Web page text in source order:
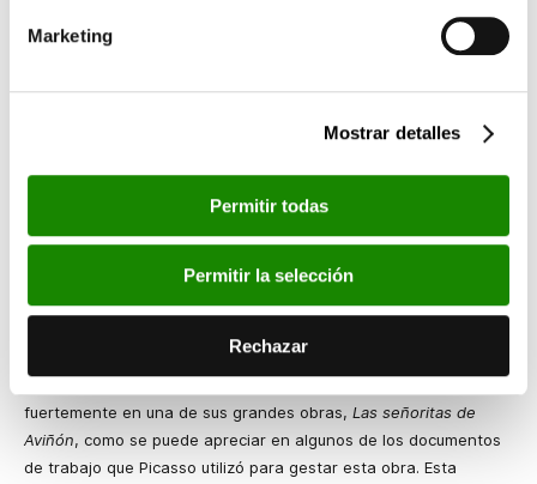
Marketing
Mostrar detalles
Permitir todas
Permitir la selección
Rechazar
Conde de Orgaz, según Picasso
(1968), que se puede ver en
mano del más próximo a su origen español, el arte ibero, con
una exposición en el Louvre en 1906 que mostraba piezas de los
yacimientos de Osuna (Sevilla) y el Cerro de los Santos
(Albacete). Junto al arte ibero, Picasso bebió también del arte
artista André Derain y en el que profundizó en sus visitas al
fuertemente en una de sus grandes obras, Las señoritas de
Aviñón, como se puede apreciar en algunos de los documentos
de trabajo que Picasso utilizó para gestar esta obra. Esta